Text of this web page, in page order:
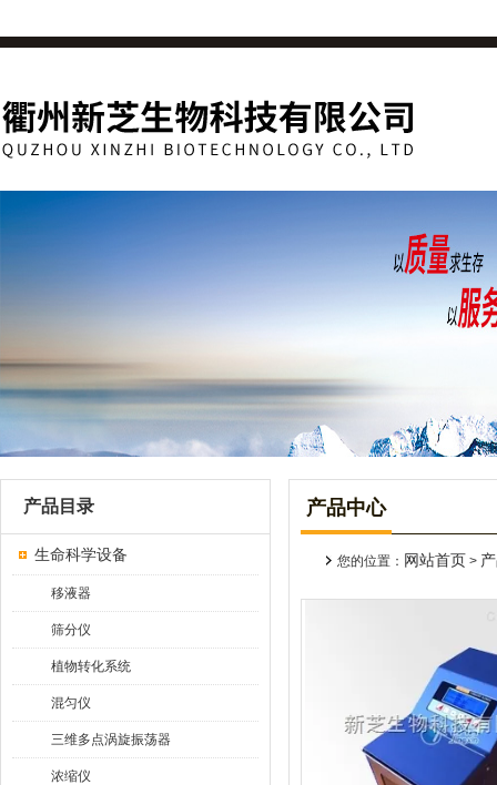
产品目录
生命科学设备
移液器
筛分仪
植物转化系统
混匀仪
三维多点涡旋振荡器
浓缩仪
产品中心
您的位置： 网站首页 >